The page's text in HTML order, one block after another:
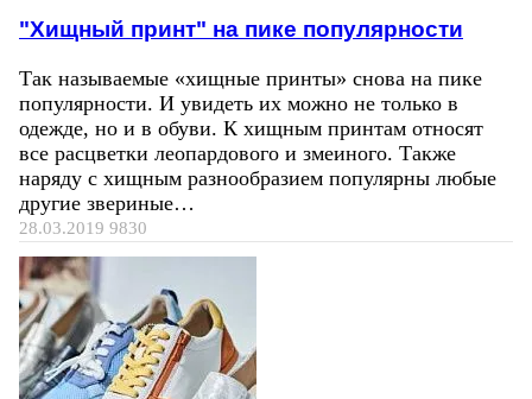
"Хищный принт" на пике популярности
Так называемые «хищные принты» снова на пике
популярности. И увидеть их можно не только в
одежде, но и в обуви. К хищным принтам относят
все расцветки леопардового и змеиного. Также
наряду с хищным разнообразием популярны любые
другие звериные…
28.03.2019 9830